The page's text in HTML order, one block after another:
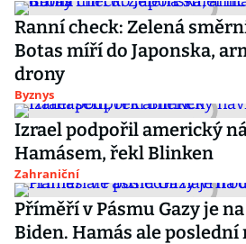
Ranní check: Zelená
Botas míří do Japonska,
drony
Byznys
Izrael podpořil americký
Hamásem, řekl Blinken
Zahraniční
Příměří v Pásmu Gazy je
Biden. Hamás ale